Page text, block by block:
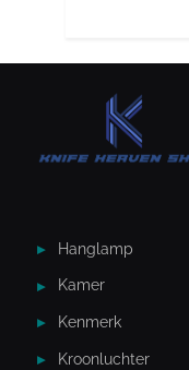
Hanglamp
Kamer
Kenmerk
Kroonluchter